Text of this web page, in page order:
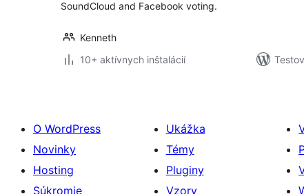
SoundCloud and Facebook voting.
Kenneth
10+ aktívnych inštalácií
O WordPress
Novinky
Hosting
Súkromie
Ukážka
Témy
Pluginy
Vzory